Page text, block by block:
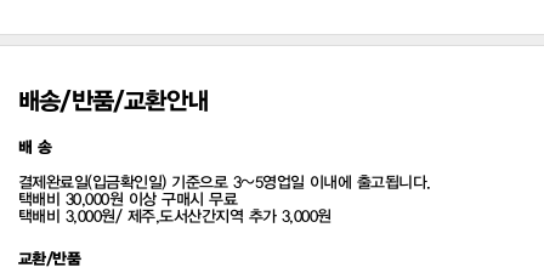
배송/반품/교환안내
배 송
결제완료일(입금확인일) 기준으로 3~5영업일 이내에 출고됩니다.
택배비 30,000원 이상 구매시 무료
택배비 3,000원/ 제주,도서산간지역 추가 3,000원
교환/반품